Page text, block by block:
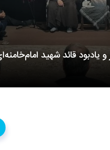
و یادبود قائد شهید